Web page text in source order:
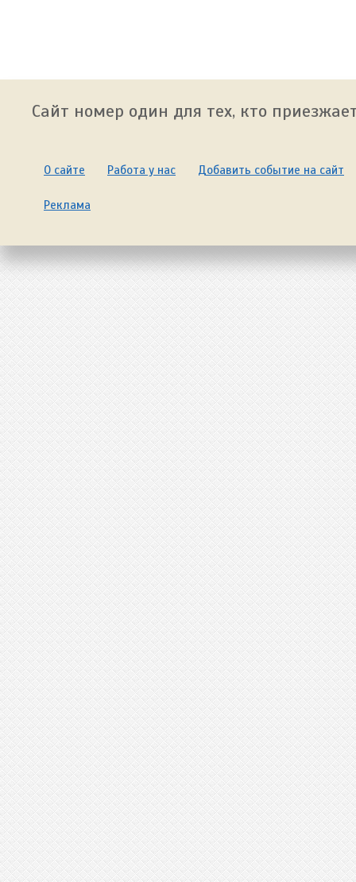
Сайт номер один для тех, кто
О сайте Работа у нас Добавить событие на сайт
Реклама